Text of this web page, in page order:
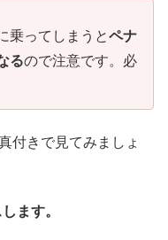
乗ってしまうとペナ
るので注意です。必
付きで見てみましょ
ます。